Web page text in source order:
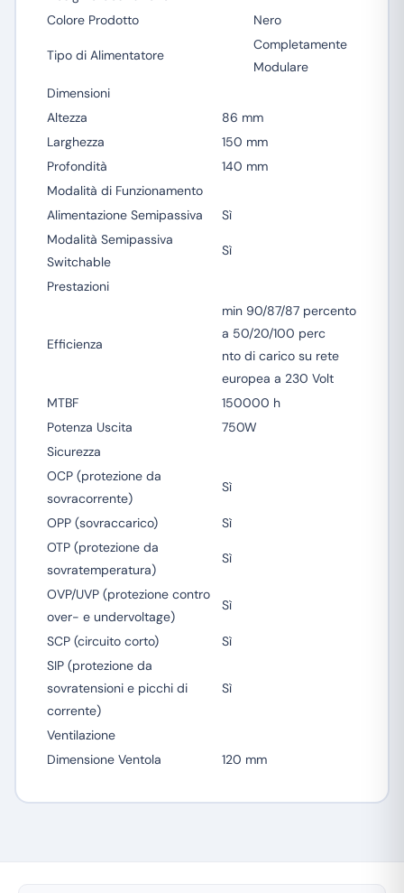
Colore Prodotto
Nero
Tipo di Alimentatore
Completamente
Modulare
Dimensioni
Altezza
86 mm
Larghezza
150 mm
Profondità
140 mm
Modalità di Funzionamento
Alimentazione Semipassiva
Sì
Modalità Semipassiva
Switchable
Sì
Prestazioni
Efficienza
min 90/87/87 percento
a 50/20/100 perc
nto di carico su rete
europea a 230 Volt
MTBF
150000 h
Potenza Uscita
750W
Sicurezza
OCP (protezione da
sovracorrente)
Sì
OPP (sovraccarico)
Sì
OTP (protezione da
sovratemperatura)
Sì
OVP/UVP (protezione contro
over- e undervoltage)
Sì
SCP (circuito corto)
Sì
SIP (protezione da
sovratensioni e picchi di
corrente)
Sì
Ventilazione
Dimensione Ventola
120 mm